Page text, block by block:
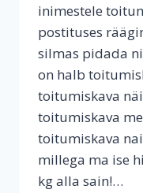
inimestele
postituses
silmas pidada
on halb
toitumiskava
toitumiskava
toitumiskava
millega ma ise
kg alla sain!…